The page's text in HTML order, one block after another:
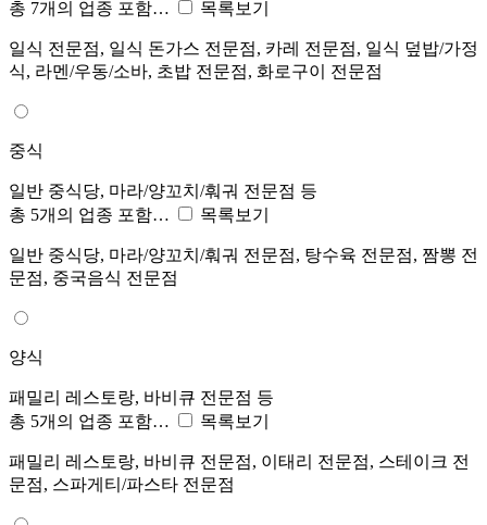
총 7개의 업종 포함… 목록보기
일식 전문점, 일식 돈가스 전문점, 카레 전문점, 일식 덮밥/가정
식, 라멘/우동/소바, 초밥 전문점, 화로구이 전문점
중식
일반 중식당, 마라/양꼬치/훠궈 전문점 등
총 5개의 업종 포함…
목록보기
일반 중식당, 마라/양꼬치/훠궈 전문점, 탕수육 전문점, 짬뽕 전
문점, 중국음식 전문점
양식
패밀리 레스토랑, 바비큐 전문점 등
총 5개의 업종 포함…
목록보기
패밀리 레스토랑, 바비큐 전문점, 이태리 전문점, 스테이크 전
문점, 스파게티/파스타 전문점